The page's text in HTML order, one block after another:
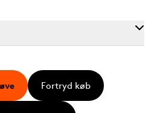
Fortryd køb